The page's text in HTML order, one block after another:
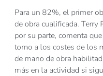
Para un 82%, el primer
de obra cualificada. Terry
por su parte, comenta
torno a los costes de los
de mano de obra
más en la actividad si